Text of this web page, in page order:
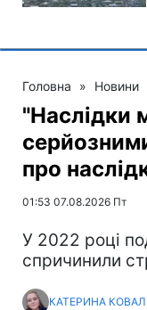
Головна » Новини
"Наслідки
про
01:53 07.08.2026 Пт
У 2022 році
спричинили
КАТЕРИНА